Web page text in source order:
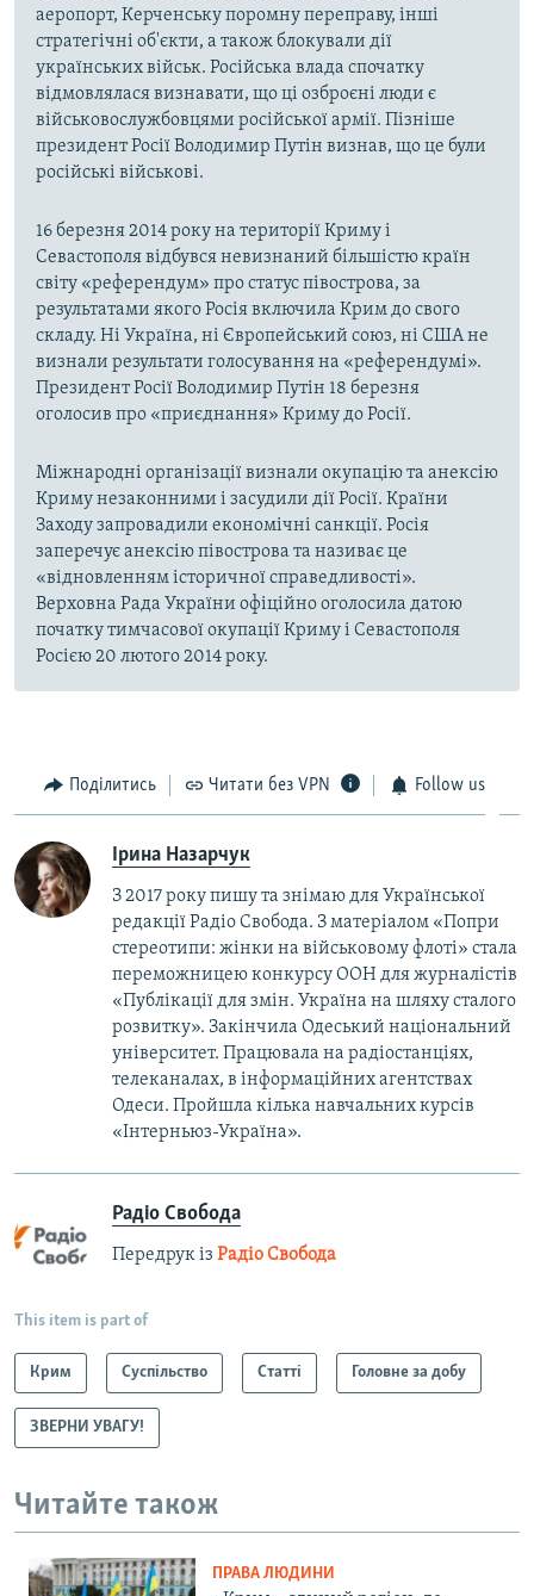
аеропорт, Керченську поромну переправу, інші
стратегічні об'єкти, а також блокували дії
українських військ. Російська влада спочатку
відмовлялася визнавати, що ці озброєні люди є
військовослужбовцями російської армії. Пізніше
президент Росії Володимир Путін визнав, що це були
російські військові.
16 березня 2014 року на території Криму і
Севастополя відбувся невизнаний більшістю країн
світу «референдум» про статус півострова, за
результатами якого Росія включила Крим до свого
складу. Ні Україна, ні Європейський союз, ні США не
визнали результати голосування на «референдумі».
Президент Росії Володимир Путін 18 березня
оголосив про «приєднання» Криму до Росії.
Міжнародні організації визнали окупацію та анексію
Криму незаконними і засудили дії Росії. Країни
Заходу запровадили економічні санкції. Росія
заперечує анексію півострова та називає це
«відновленням історичної справедливості».
Верховна Рада України офіційно оголосила датою
початку тимчасової окупації Криму і Севастополя
Росією 20 лютого 2014 року.
Поділитись Читати без VPN Follow us
Ірина Назарчук
З 2017 року пишу та знімаю для Української
редакції Радіо Свобода. З матеріалом «Попри
стереотипи: жінки на військовому флоті» стала
переможницею конкурсу ООН для журналістів
«Публікації для змін. Україна на шляху сталого
розвитку». Закінчила Одеський національний
університет. Працювала на радіостанціях,
телеканалах, в інформаційних агентствах
Одеси. Пройшла кілька навчальних курсів
«Інтерньюз-Україна».
Радіо Свобода
Передрук із Радіо Свобода
This item is part of
Крим Суспільство Статті Головне за добу
ЗВЕРНИ УВАГУ!
Читайте також
ПРАВА ЛЮДИНИ